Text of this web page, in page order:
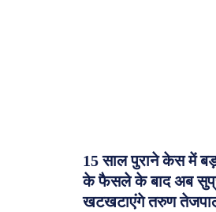
15 साल पुराने केस में
के फैसले के बाद अब
खटखटाएंगे तरुण